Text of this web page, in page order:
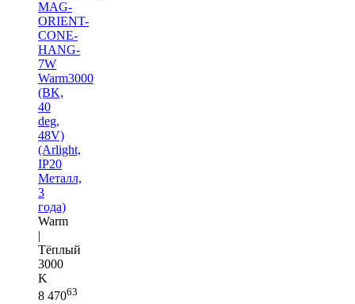
MAG-
ORIENT-
CONE-
HANG-
7W
Warm3000
(BK,
40
deg,
48V)
(Arlight,
IP20
Металл,
3
года)
Warm
|
Тёплый
3000
K
8 47063